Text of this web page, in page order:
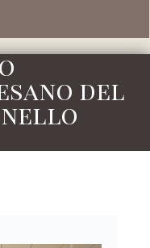
del
nello